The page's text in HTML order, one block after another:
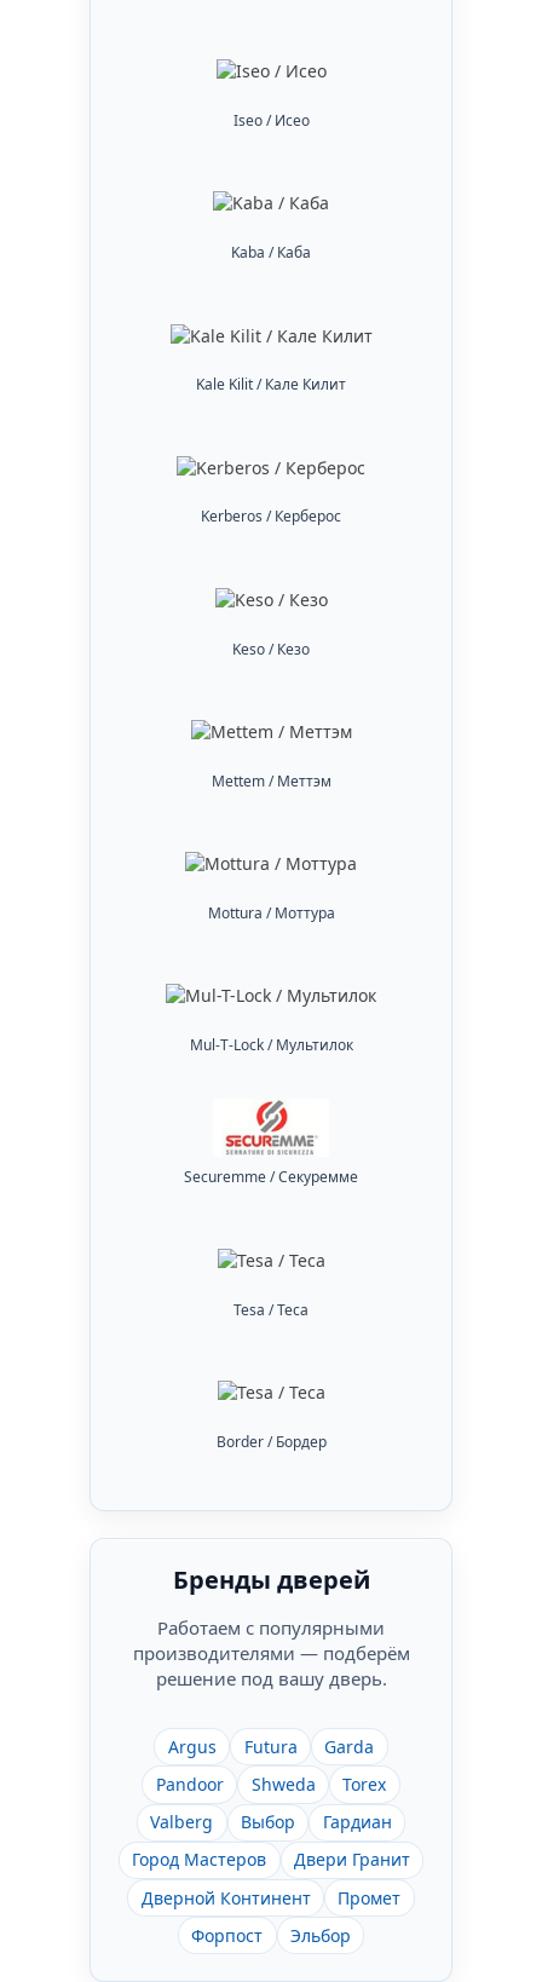
Iseo / Исео
Kaba / Каба
Kale Kilit / Кале Килит
Kerberos / Керберос
Keso / Кезо
Mettem / Меттэм
Mottura / Моттура
Mul-T-Lock / Мультилок
Securemme / Секуремме
Tesa / Теса
Border / Бордер
Бренды дверей
Работаем с популярными
производителями — подберём
решение под вашу дверь.
Argus Futura
Garda
Pandoor
Shweda
Torex
Valberg
Выбор
Гардиан
Город Мастеров
Двери Гранит
Дверной Континент
Промет
Форпост
Эльбор